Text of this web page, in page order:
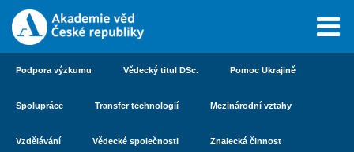
Podpora výzkumu Vědecký titul DSc. Pomoc Ukrajině
Spolupráce Transfer technologií Mezinárodní vztahy
Vzdělávání Vědecké společnosti Znalecká činnost